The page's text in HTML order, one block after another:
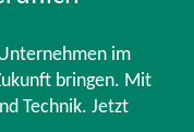
im
bringen. Mit
Technik. Jetzt